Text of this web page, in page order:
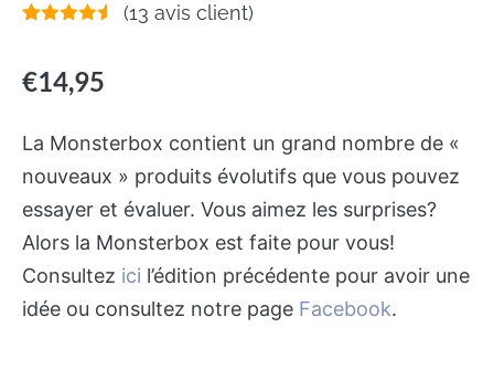
basé sur
notations
(13 avis client)
€14,95
La Monsterbox contient un grand nombre de «
nouveaux » produits évolutifs que vous pouvez
essayer et évaluer. Vous aimez les surprises?
Alors la Monsterbox est faite pour vous!
Consultez ici l’édition précédente pour avoir une
idée ou consultez notre page Facebook.